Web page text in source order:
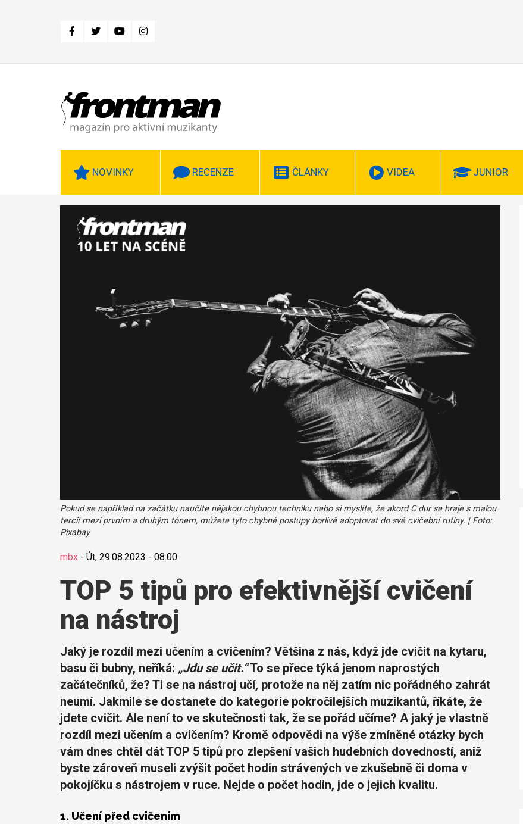
NOVINKY RECENZE ČLÁNKY VIDEA JUNIOR
Pokud se například na začátku naučíte nějakou chybnou techniku nebo si myslíte, že akord C dur se hraje s malou
tercií mezi prvním a druhým tónem, můžete tyto chybné postupy horlivě adoptovat do své cvičební rutiny. | Foto:
Pixabay
mbx- Út, 29.08.2023 - 08:00
TOP 5 tipů pro efektivnější cvičení
na nástroj
Jaký je rozdíl mezi učením a cvičením? Většina z nás, když jde cvičit na kytaru,
basu či bubny, neříká: „Jdu se učit.“To se přece týká jenom naprostých
začátečníků, že? Ti se na nástroj učí, protože na něj zatím nic pořádného zahrát
neumí. Jakmile se dostanete do kategorie pokročilejších muzikantů, říkáte, že
jdete cvičit. Ale není to ve skutečnosti tak, že se pořád učíme? A jaký je vlastně
rozdíl mezi učením a cvičením? Kromě odpovědi na výše zmíněné otázky bych
vám dnes chtěl dát TOP 5 tipů pro zlepšení vašich hudebních dovedností, aniž
byste zároveň museli zvýšit počet hodin strávených ve zkušebně či doma v
pokojíčku s nástrojem v ruce. Nejde o počet hodin, jde o jejich kvalitu.
1. Učení před cvičením